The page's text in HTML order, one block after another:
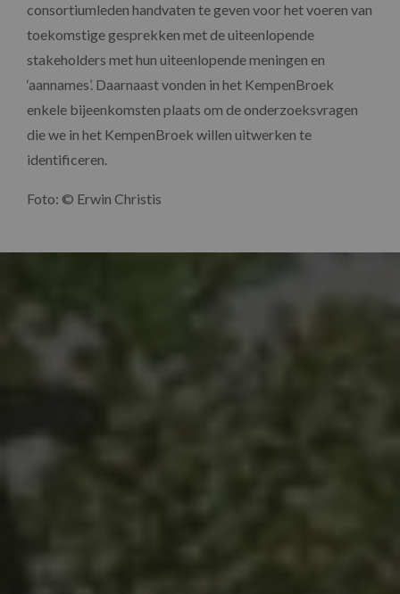
consortiumleden handvaten te geven voor het voeren van
toekomstige gesprekken met de uiteenlopende
stakeholders met hun uiteenlopende meningen en
‘aannames’. Daarnaast vonden in het KempenBroek
enkele bijeenkomsten plaats om de onderzoeksvragen
die we in het KempenBroek willen uitwerken te
identificeren.
Foto: © Erwin Christis